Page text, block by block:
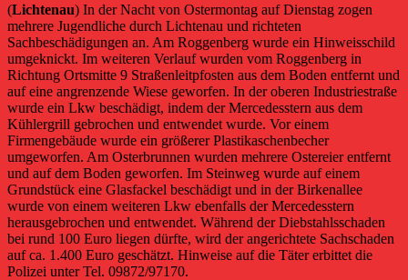
(Lichtenau) In der Nacht von Ostermontag auf Dienstag zogen
mehrere Jugendliche durch Lichtenau und richteten
Sachbeschädigungen an. Am Roggenberg wurde ein Hinweisschild
umgeknickt. Im weiteren Verlauf wurden vom Roggenberg in
Richtung Ortsmitte 9 Straßenleitpfosten aus dem Boden entfernt und
auf eine angrenzende Wiese geworfen. In der oberen Industriestraße
wurde ein Lkw beschädigt, indem der Mercedesstern aus dem
Kühlergrill gebrochen und entwendet wurde. Vor einem
Firmengebäude wurde ein größerer Plastikaschenbecher
umgeworfen. Am Osterbrunnen wurden mehrere Ostereier entfernt
und auf dem Boden geworfen. Im Steinweg wurde auf einem
Grundstück eine Glasfackel beschädigt und in der Birkenallee
wurde von einem weiteren Lkw ebenfalls der Mercedesstern
herausgebrochen und entwendet. Während der Diebstahlsschaden
bei rund 100 Euro liegen dürfte, wird der angerichtete Sachschaden
auf ca. 1.400 Euro geschätzt. Hinweise auf die Täter erbittet die
Polizei unter Tel. 09872/97170.